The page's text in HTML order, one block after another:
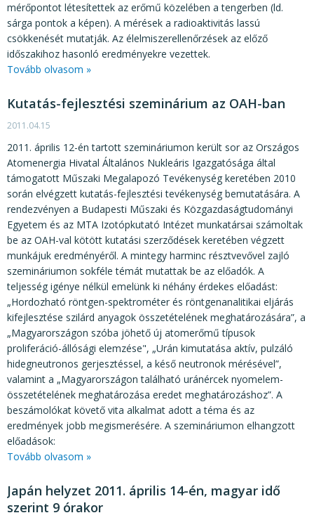
mérőpontot létesítettek az erőmű közelében a tengerben (ld.
sárga pontok a képen). A mérések a radioaktivitás lassú
csökkenését mutatják. Az élelmiszerellenőrzések az előző
időszakihoz hasonló eredményekre vezettek.
Tovább olvasom »
Kutatás-fejlesztési szeminárium az OAH-ban
2011.04.15
2011. április 12-én tartott szemináriumon került sor az Országos
Atomenergia Hivatal Általános Nukleáris Igazgatósága által
támogatott Műszaki Megalapozó Tevékenység keretében 2010
során elvégzett kutatás-fejlesztési tevékenység bemutatására. A
rendezvényen a Budapesti Műszaki és Közgazdaságtudományi
Egyetem és az MTA Izotópkutató Intézet munkatársai számoltak
be az OAH-val kötött kutatási szerződések keretében végzett
munkájuk eredményéről. A mintegy harminc résztvevővel zajló
szemináriumon sokféle témát mutattak be az előadók. A
teljesség igénye nélkül emelünk ki néhány érdekes előadást:
„Hordozható röntgen-spektrométer és röntgenanalitikai eljárás
kifejlesztése szilárd anyagok összetételének meghatározására”, a
„Magyarországon szóba jöhető új atomerőmű típusok
proliferáció-állósági elemzése", „Urán kimutatása aktív, pulzáló
hidegneutronos gerjesztéssel, a késő neutronok mérésével”,
valamint a „Magyarországon található uránércek nyomelem-
összetételének meghatározása eredet meghatározáshoz”. A
beszámolókat követő vita alkalmat adott a téma és az
eredmények jobb megismerésére. A szemináriumon elhangzott
előadások:
Tovább olvasom »
Japán helyzet 2011. április 14-én, magyar idő
szerint 9 órakor